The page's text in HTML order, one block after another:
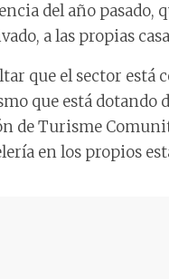
del año pasado,
a las propias
que el sector
que está
de Turisme
en los propios